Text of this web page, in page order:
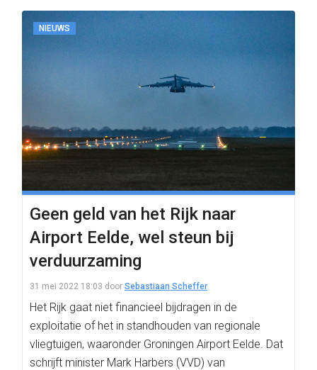
NIEUWS
Geen geld van het Rijk naar
Airport Eelde, wel steun bij
verduurzaming
31 mei 2022 18:03 door Sebastiaan Scheffer
Het Rijk gaat niet financieel bijdragen in de
exploitatie of het in standhouden van regionale
vliegtuigen, waaronder Groningen Airport Eelde. Dat
schrijft minister Mark Harbers (VVD) van